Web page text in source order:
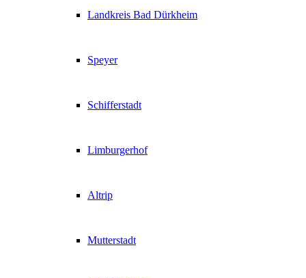
Landkreis Bad Dürkheim
Speyer
Schifferstadt
Limburgerhof
Altrip
Mutterstadt